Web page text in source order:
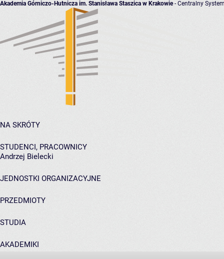
Akademia Górniczo-Hutnicza im. Stanisława Staszica w Krakowie- Centralny
NA SKRÓTY
STUDENCI, PRACOWNICY
Andrzej Bielecki
JEDNOSTKI ORGANIZACYJNE
PRZEDMIOTY
STUDIA
AKADEMIKI